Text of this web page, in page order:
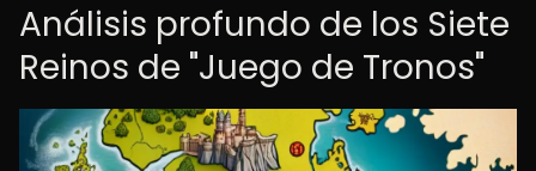
Análisis profundo de los Siete
Reinos de "Juego de Tronos"